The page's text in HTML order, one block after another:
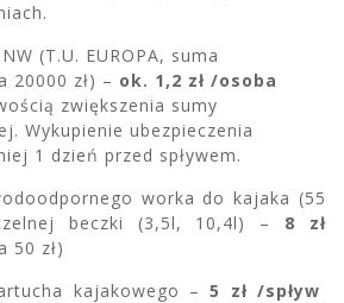
(T.U. EUROPA, suma
20000 zł) – ok. 1,2 zł /osoba
zwiększenia sumy
Wykupienie ubezpieczenia
1 dzień przed spływem.
worka do kajaka (55
beczki (3,5l, 10,4l) – 8 zł
50 zł)
kajakowego –5 zł /spływ